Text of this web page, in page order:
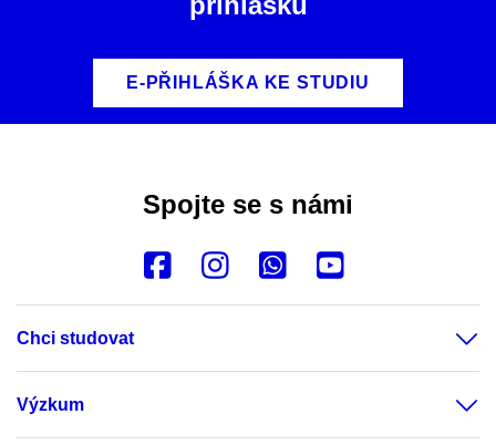
E-PŘIHLÁŠKA KE STUDIU
Spojte se s námi
Chci studovat
Výzkum